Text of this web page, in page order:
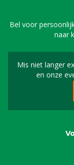
Bel voor
naar
Mis niet langer
en onze